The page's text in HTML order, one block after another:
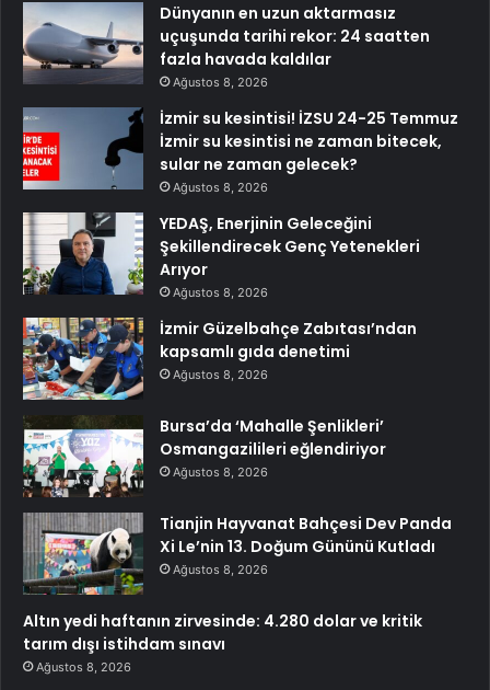
Dünyanın en uzun aktarmasız
uçuşunda tarihi rekor: 24 saatten
fazla havada kaldılar
Ağustos 8, 2026
İzmir su kesintisi! İZSU 24-25 Temmuz
İzmir su kesintisi ne zaman bitecek,
sular ne zaman gelecek?
Ağustos 8, 2026
YEDAŞ, Enerjinin Geleceğini
Şekillendirecek Genç Yetenekleri
Arıyor
Ağustos 8, 2026
İzmir Güzelbahçe Zabıtası’ndan
kapsamlı gıda denetimi
Ağustos 8, 2026
Bursa’da ‘Mahalle Şenlikleri’
Osmangazilileri eğlendiriyor
Ağustos 8, 2026
Tianjin Hayvanat Bahçesi Dev Panda
Xi Le’nin 13. Doğum Gününü Kutladı
Ağustos 8, 2026
Altın yedi haftanın zirvesinde: 4.280 dolar ve kritik
tarım dışı istihdam sınavı
Ağustos 8, 2026